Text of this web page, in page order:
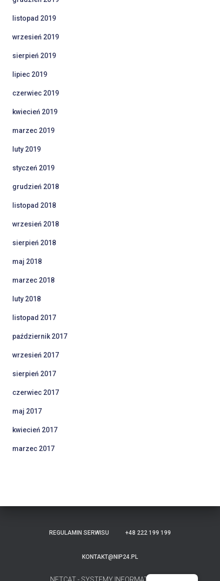
listopad 2019
wrzesień 2019
sierpień 2019
lipiec 2019
czerwiec 2019
kwiecień 2019
marzec 2019
luty 2019
styczeń 2019
grudzień 2018
listopad 2018
wrzesień 2018
sierpień 2018
maj 2018
marzec 2018
luty 2018
listopad 2017
październik 2017
wrzesień 2017
sierpień 2017
czerwiec 2017
maj 2017
kwiecień 2017
marzec 2017
REGULAMIN SERWISU +48 222 199 199
KONTAKT@NIP24.PL